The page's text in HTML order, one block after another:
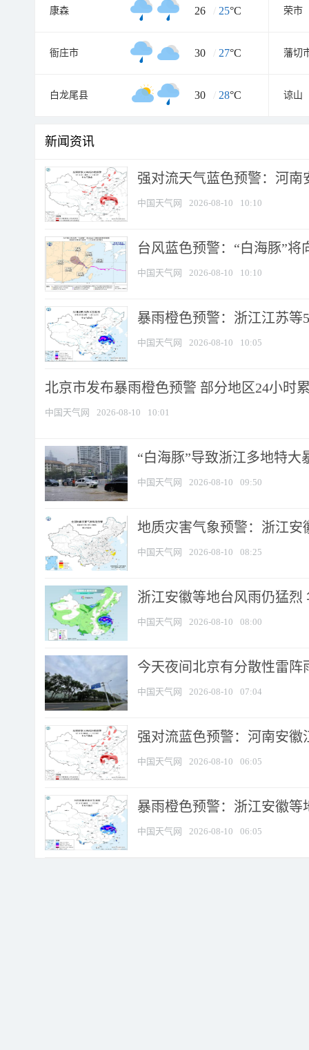
康森 26 / 25°C 荣市
衙庄市 30 / 27°C 藩切
白龙尾县 30 / 28°C 谅山
新闻资讯
强对流天气蓝色预警：河南
中国天气网 2026-08-10 10:10
台风蓝色预警：“白海豚”
中国天气网 2026-08-10 10:10
暴雨橙色预警：浙江江苏等
中国天气网 2026-08-10 10:05
北京市发布暴雨橙色预警 部分地区24小时
中国天气网 2026-08-10 10:01
“白海豚”导致浙江多地特大
中国天气网 2026-08-10 09:50
地质灾害气象预警：浙江安
中国天气网 2026-08-10 08:25
浙江安徽等地台风雨仍猛烈
中国天气网 2026-08-10 08:00
今天夜间北京有分散性雷
中国天气网 2026-08-10 07:04
强对流蓝色预警：河南安徽
中国天气网 2026-08-10 06:05
暴雨橙色预警：浙江安徽等
中国天气网 2026-08-10 06:05